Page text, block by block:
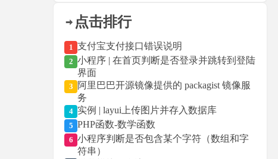
点击排行
1 支付宝支付接口错误说明
2 小程序 | 在首页判断是否登录并跳转到登陆
界面
3
阿里巴巴开源镜像提供的 packagist 镜像服
务
4 实例 | layui上传图片并存入数据库
5 PHP函数-数学函数
6 小程序判断是否包含某个字符（数组和字
符串）